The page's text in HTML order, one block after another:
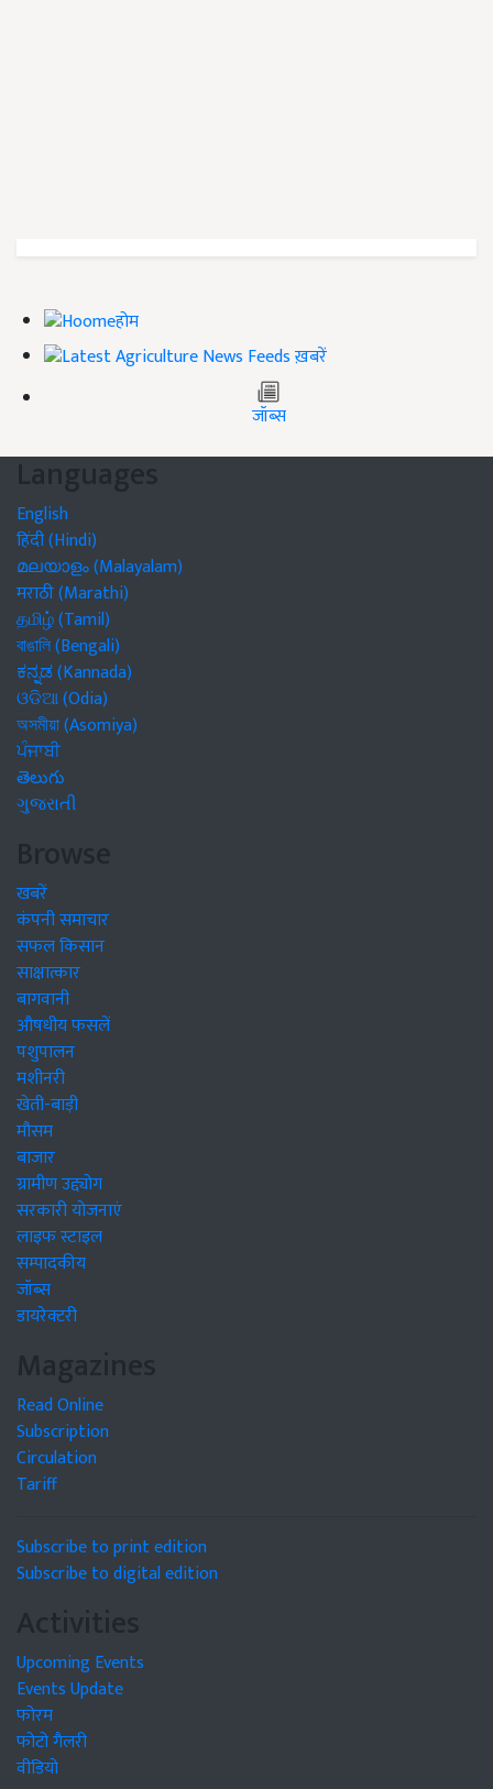
होम
ख़बरें
जॉब्स
Languages
English
हिंदी (Hindi)
മലയാളം (Malayalam)
मराठी (Marathi)
தமிழ் (Tamil)
বাঙালি (Bengali)
ಕನ್ನಡ (Kannada)
ଓଡିଆ (Odia)
অসমীয়া (Asomiya)
ਪੰਜਾਬੀ
తెలుగు
ગુજરાતી
Browse
खबरें
कंपनी समाचार
सफल किसान
साक्षात्कार
बागवानी
औषधीय फसलें
पशुपालन
मशीनरी
खेती-बाड़ी
मौसम
बाजार
ग्रामीण उद्द्योग
सरकारी योजनाएं
लाइफ स्टाइल
सम्पादकीय
जॉब्स
डायरेक्टरी
Magazines
Read Online
Subscription
Circulation
Tariff
Subscribe to print edition
Subscribe to digital edition
Activities
Upcoming Events
Events Update
फोरम
फोटो गैलरी
वीडियो